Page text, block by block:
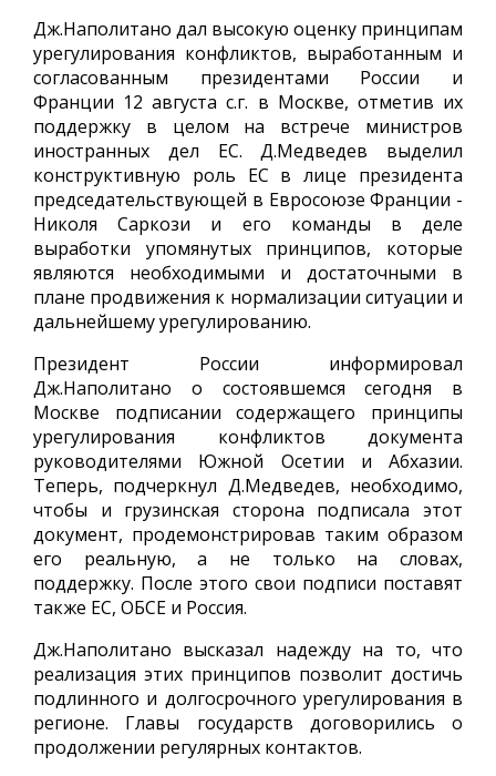
Дж.Наполитано дал высокую оценку принципам
урегулирования конфликтов, выработанным и
согласованным президентами России и
Франции 12 августа с.г. в Москве, отметив их
поддержку в целом на встрече министров
иностранных дел ЕС. Д.Медведев выделил
конструктивную роль ЕС в лице президента
председательствующей в Евросоюзе Франции -
Николя Саркози и его команды в деле
выработки упомянутых принципов, которые
являются необходимыми и достаточными в
плане продвижения к нормализации ситуации и
дальнейшему урегулированию.
Президент России информировал
Дж.Наполитано о состоявшемся сегодня в
Москве подписании содержащего принципы
урегулирования конфликтов документа
руководителями Южной Осетии и Абхазии.
Теперь, подчеркнул Д.Медведев, необходимо,
чтобы и грузинская сторона подписала этот
документ, продемонстрировав таким образом
его реальную, а не только на словах,
поддержку. После этого свои подписи поставят
также ЕС, ОБСЕ и Россия.
Дж.Наполитано высказал надежду на то, что
реализация этих принципов позволит достичь
подлинного и долгосрочного урегулирования в
регионе. Главы государств договорились о
продолжении регулярных контактов.